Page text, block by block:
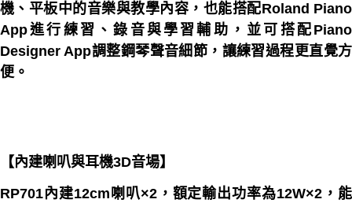
機、平板中的音樂與教學內容，也能搭配Roland Piano
App進行練習、錄音與學習輔助，並可搭配Piano
Designer App調整鋼琴聲音細節，讓練習過程更直覺方
便。
【內建喇叭與耳機3D音場】
RP701內建12cm喇叭×2，額定輸出功率為12W×2，能